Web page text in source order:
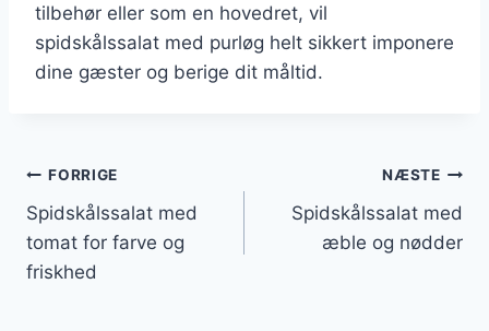
tilbehør eller som en hovedret, vil
spidskålssalat med purløg helt sikkert imponere
dine gæster og berige dit måltid.
Indlægsnavigation
FORRIGE
Spidskålssalat med
tomat for farve og
friskhed
NÆSTE
Spidskålssalat med
æble og nødder